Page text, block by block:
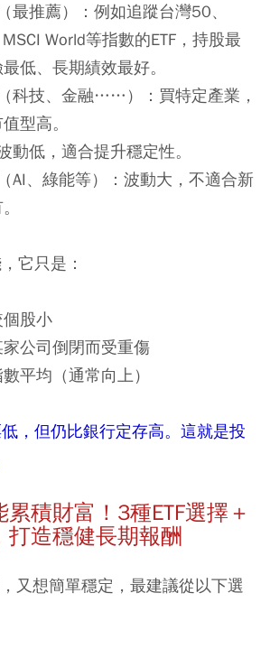
最推薦）：例如追蹤台灣50、
World等指數的ETF，持股最
低、長期績效最好。
科技、金融……）：買特定產業，
型高。
動低，適合提升穩定性。
AI、綠能等）：波動大，不適合新
它只是：
股小
公司倒閉而受重傷
平均（通常向上）
，但仍比銀行定存高。這就是投
積財富！ 3種ETF選擇＋
打造穩健長期報酬
又想簡單穩定，最建議從以下選